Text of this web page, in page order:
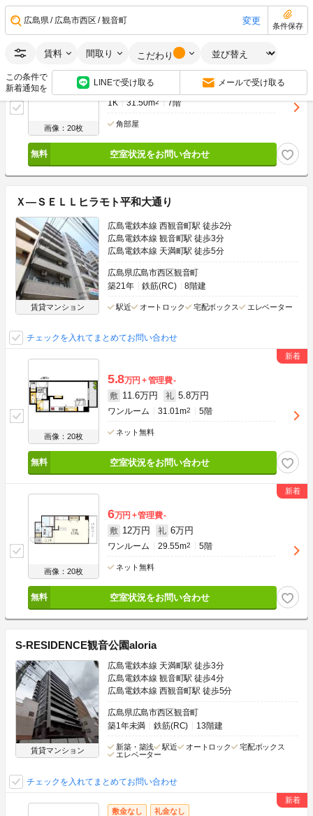
広島県 広島市西区 観音町 変更
条件保存
賃料 間取り こだわり
この条件で
新着通知を
LINEで受け取る メールで受け取る
空室状況をお問い合わせ
画像：20枚
5.8万円 管理費-
敷 11.6万円 5.8万円
1K 31.50m2 7階
角部屋
空室状況をお問い合わせ
Ｘ―ＳＥＬＬヒラモト平和大通り
賃貸マンション
広島電鉄本線 西観音町駅 徒歩2分
広島電鉄本線 観音町駅 徒歩3分
広島電鉄本線 天満町駅 徒歩5分
広島県広島市西区観音町
築21年
鉄筋(RC) 8階建
駅近 オートロック 宅配ボックス エレベーター
チェックを入れてまとめてお問い合わせ
画像：20枚
5.8万円 管理費-
敷 11.6万円 礼 5.8万円
ワンルーム 31.01m2 5階
ネット無料
空室状況をお問い合わせ
画像：20枚
6万円 管理費-
敷 12万円 礼 6万円
ワンルーム 29.55m2 5階
ネット無料
空室状況をお問い合わせ
S-RESIDENCE観音公園aloria
賃貸マンション
広島電鉄本線 天満町駅 徒歩3分
広島電鉄本線 観音町駅 徒歩4分
広島電鉄本線 西観音町駅 徒歩5分
広島県広島市西区観音町
築1年未満
鉄筋(RC) 13階建
新築・築浅 駅近 オートロック
宅配ボックス
エレベーター
チェックを入れてまとめてお問い合わせ
敷金なし 礼金なし